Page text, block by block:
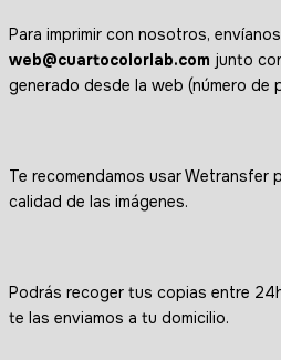
Para imprimir con nosotros,
web@cuartocolorlab.com junto
generado desde la web (número de
Te recomendamos usar Wetransfer
calidad de las imágenes.
Podrás recoger tus copias entre
te las enviamos a tu domicilio.